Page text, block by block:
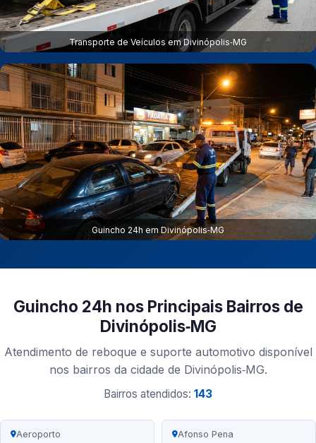
Transporte de Veículos em Divinópolis‑MG
Guincho 24h em Divinópolis‑MG
Guincho 24h nos Principais Bairros de
Divinópolis‑MG
Atendimento de reboque e suporte automotivo disponível
nos bairros da cidade de Divinópolis‑MG.
Bairros atendidos: 143
Aeroporto Afonso Pena